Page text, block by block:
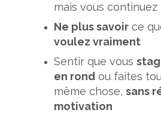
mais vous
Ne plus savoir ce
voulez vraiment
Sentir que vous
en rond ou faites
même chose, sans
motivation